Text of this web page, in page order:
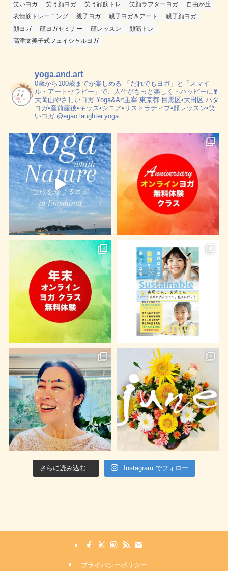
笑いヨガ
笑う顔ヨガ 笑う顔筋トレ 笑顔ラフターヨガ
自由が丘
表情筋トレーニング
親子ヨガ 親子ヨガ＆アート
親子顔ヨガ
顔ヨガ
顔ヨガセミナー 顔レッスン
顔筋トレ
高津文美子式フェイシャルヨガ
yoga.and.art
0歳から100歳までが楽しめる 「だれでもヨガ」と「スマイ
ル・アートセラピー」で、人生がもっと楽しく・ハッピーに❣️
大岡山やさしいヨガ Yoga&Art主宰 東京都 目黒区•大田区 ハタ
ヨガ•産前産後•キッズ•シニア•リストラティブ•顔レッスン•笑
いヨガ@egao.laughter.yoga
さらに読み込む... Instagram でフォロー
プライバシーポリシー